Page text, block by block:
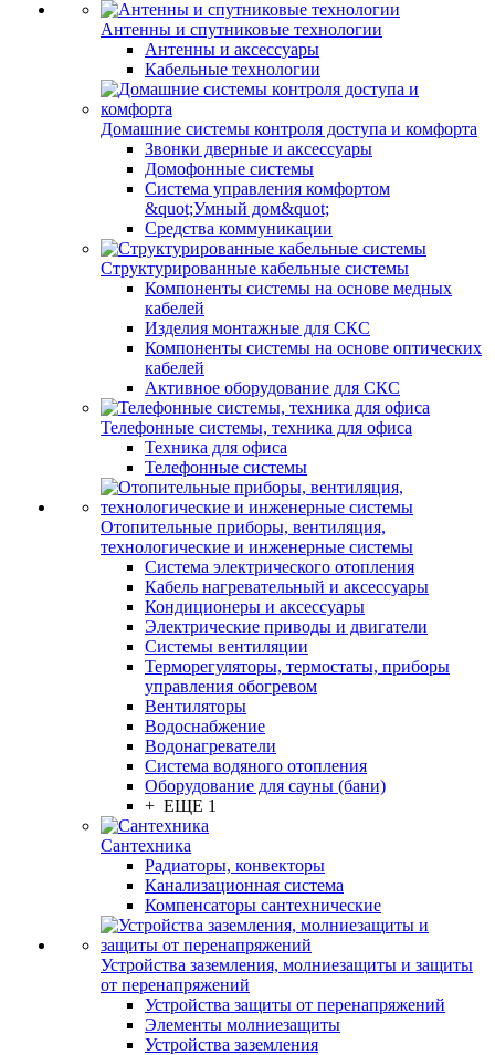
Антенны и спутниковые технологии
Антенны и аксессуары
Кабельные технологии
Домашние системы контроля доступа и комфорта
Звонки дверные и аксессуары
Домофонные системы
Система управления комфортом
&quot;Умный дом&quot;
Средства коммуникации
Структурированные кабельные системы
Компоненты системы на основе медных
кабелей
Изделия монтажные для СКС
Компоненты системы на основе оптических
кабелей
Активное оборудование для СКС
Телефонные системы, техника для офиса
Техника для офиса
Телефонные системы
Отопительные приборы, вентиляция,
технологические и инженерные системы
Система электрического отопления
Кабель нагревательный и аксессуары
Кондиционеры и аксессуары
Электрические приводы и двигатели
Системы вентиляции
Терморегуляторы, термостаты, приборы
управления обогревом
Вентиляторы
Водоснабжение
Водонагреватели
Система водяного отопления
Оборудование для сауны (бани)
+ ЕЩЕ 1
Сантехника
Радиаторы, конвекторы
Канализационная система
Компенсаторы сантехнические
Устройства заземления, молниезащиты и защиты
от перенапряжений
Устройства защиты от перенапряжений
Элементы молниезащиты
Устройства заземления